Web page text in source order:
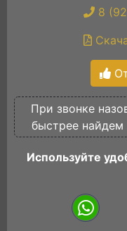
8
При звонке
быстрее
Используйте